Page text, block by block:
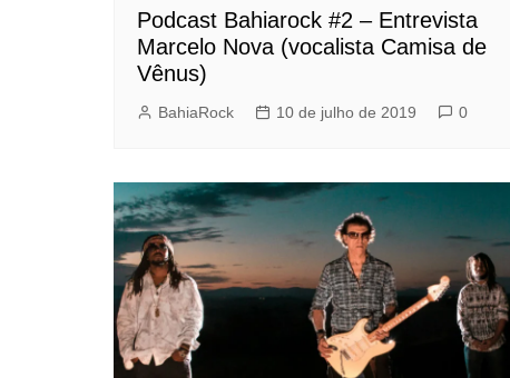
Podcast Bahiarock #2 – Entrevista
Marcelo Nova (vocalista Camisa de
Vênus)
BahiaRock 10 de julho de 2019 0